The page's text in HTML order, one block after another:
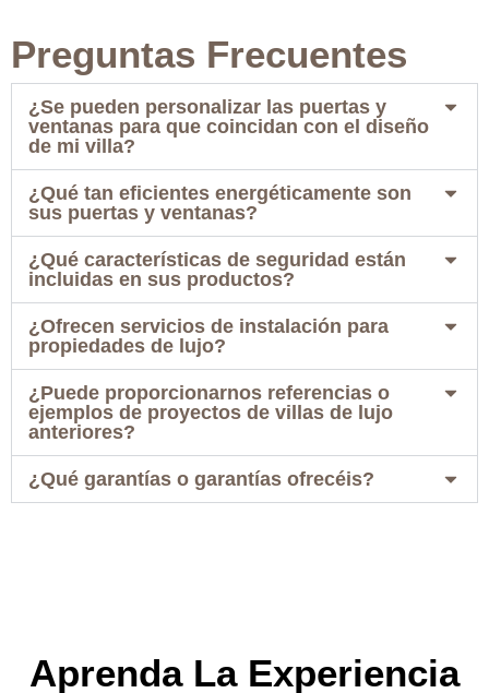
Preguntas Frecuentes
¿Se pueden personalizar las puertas y
ventanas para que coincidan con el diseño
de mi villa?
¿Qué tan eficientes energéticamente son
sus puertas y ventanas?
¿Qué características de seguridad están
incluidas en sus productos?
¿Ofrecen servicios de instalación para
propiedades de lujo?
¿Puede proporcionarnos referencias o
ejemplos de proyectos de villas de lujo
anteriores?
¿Qué garantías o garantías ofrecéis?
Aprenda La Experiencia